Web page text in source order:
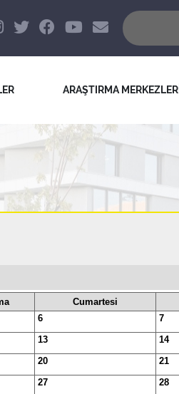
ARAŞTIRMA MERKEZLERİ
Cumartesi
6
7
13
14
20
21
27
28